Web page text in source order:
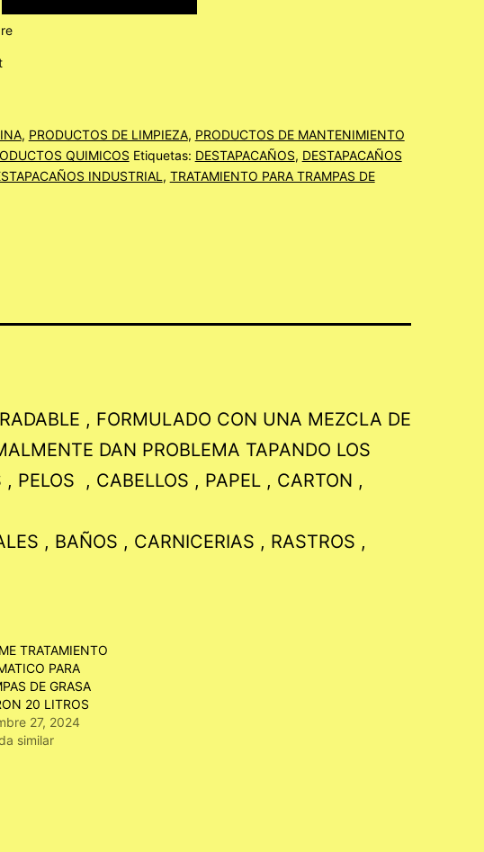
, PRODUCTOS DE LIMPIEZA, PRODUCTOS DE MANTENIMIENTO
QUIMICOS Etiquetas: DESTAPACAÑOS, DESTAPACAÑOS
INDUSTRIAL , TRATAMIENTO PARA TRAMPAS DE
, FORMULADO CON UNA MEZCLA DE
DAN PROBLEMA TAPANDO LOS
PELOS , CABELLOS , PAPEL , CARTON ,
, BAÑOS , CARNICERIAS , RASTROS ,
TRATAMIENTO
PARA
DE GRASA
20 LITROS
27, 2024
similar